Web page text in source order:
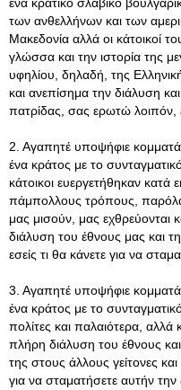
των ανθελλήνων και των
Μακεδονία αλλά οι κάτοικοί
γλώσσα και την ιστορία της
υφηλίου, δηλαδή, της
και ανεπίσημα την διάλυση
πατρίδας, σας ερωτώ λοιπόν,
2. Αγαπητέ υποψήφιε
ένα κράτος με το
κάτοικοι ευεργετήθηκαν
πάμπολλους τρόπους, παρόλα
μας μισούν, μας εχθρεύονται
διάλυση του έθνους μας και
εσείς τι θα κάνετε για να
3. Αγαπητέ υποψήφιε
ένα κράτος με το
πολίτες και παλαιότερα,
πλήρη διάλυση του έθνους
της στους άλλους γείτονες
για να σταματήσετε αυτήν